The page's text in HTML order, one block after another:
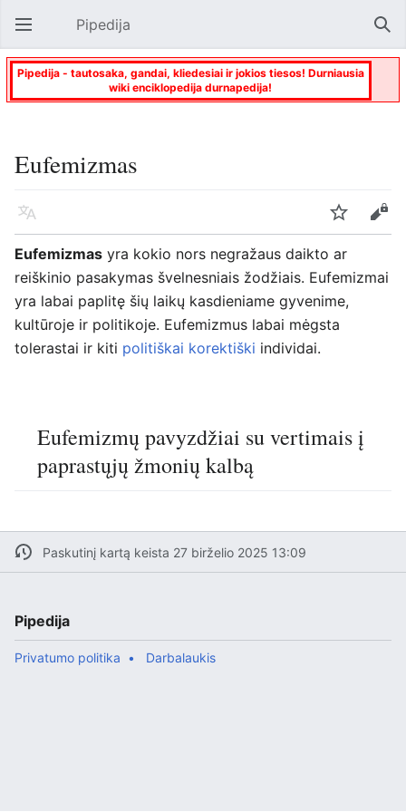
Atverti pagrindinį meniu Pipedija
Pipedija - tautosaka, gandai, kliedesiai ir jokios tiesos! Durniausia
wiki enciklopedija durnapedija!
Eufemizmas
Kalba Stebėti
Keisti
Eufemizmas yra kokio nors negražaus daikto ar
reiškinio pasakymas švelnesniais žodžiais. Eufemizmai
yra labai paplitę šių laikų kasdieniame gyvenime,
kultūroje ir politikoje. Eufemizmus labai mėgsta
tolerastai ir kiti politiškai korektiški individai.
Eufemizmų pavyzdžiai su vertimais į
paprastųjų žmonių kalbą
Paskutinį kartą keista 27 birželio 2025 13:09
Pipedija
Privatumo politika Darbalaukis